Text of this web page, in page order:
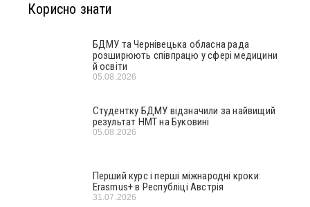
Корисно знати
БДМУ та Чернівецька обласна рада
розширюють співпрацю у сфері медицини
й освіти
05.08.2026
Студентку БДМУ відзначили за найвищий
результат НМТ на Буковині
05.08.2026
Перший курс і перші міжнародні кроки:
Erasmus+ в Республіці Австрія
31.07.2026